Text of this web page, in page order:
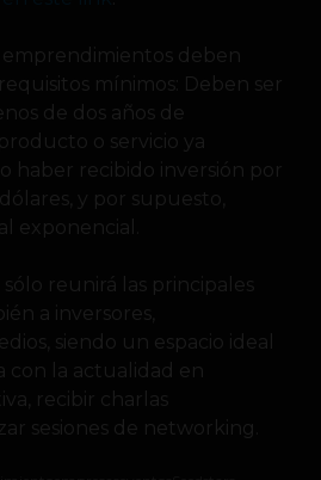
emprendimientos deben
mínimos: Deben ser
de dos años de
o servicio ya
haber recibido inversión por
y por supuesto,
exponencial.
reunirá las principales
a inversores,
siendo un espacio ideal
con la actualidad en
recibir charlas
sesiones de networking.